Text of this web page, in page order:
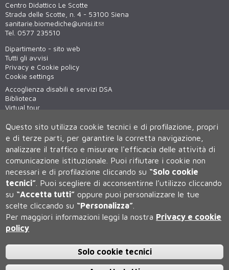
Centro Didattico Le Scotte
Strada delle Scotte, n. 4 - 53100 Siena
sanitarie.biomediche@unisi.it
Tel. 0577 235510
Dipartimento - sito web
Tutti gli avvisi
Privacy e Cookie policy
Cookie settings
Accoglienza disabili e servizi DSA
Biblioteca
Virtual tour
Università degli Studi di Siena
Rettorato, via Banchi di Sotto 55, 53100 Siena ITALIA
P.IVA 00273530527 | C.F. 80002070524 | Caselle Pec:Posta
Elettronica Certificata
0577 235555 (dal lunedì al venerdì dalle 9.30 alle 10.30)
Questo sito utilizza cookie tecnici e di profilazione, propri
e di terze parti, per garantire la corretta navigazione,
analizzare il traffico e misurare l'efficacia delle attività di
comunicazione istituzionale. Puoi rifiutare i cookie non
necessari e di profilazione cliccando su “Solo cookie
tecnici” Puoi scegliere di acconsentirne l’utilizzo cliccando
su “Accetta tutti” oppure puoi personalizzare le tue
scelte cliccando su “Personalizza”
Per maggiori informazioni leggi la nostra Privacy e cookie
policy
Solo cookie tecnici